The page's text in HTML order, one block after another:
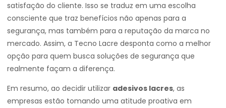
satisfação do cliente. Isso se traduz em uma escolha
consciente que traz benefícios não apenas para a
segurança, mas também para a reputação da marca no
mercado. Assim, a Tecno Lacre desponta como a melhor
opção para quem busca soluções de segurança que
realmente façam a diferença.
Em resumo, ao decidir utilizar adesivos lacres, as
empresas estão tomando uma atitude proativa em